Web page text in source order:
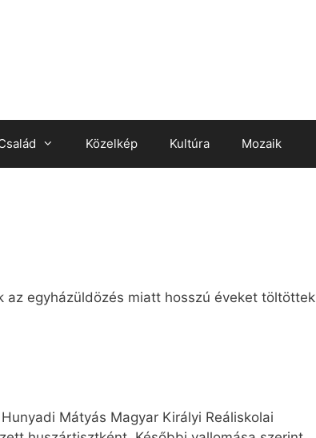
Közelkép Kultúra Mozaik
az egyházüldözés miatt hosszú éveket töltöttek
Mátyás Magyar Királyi Reáliskolai